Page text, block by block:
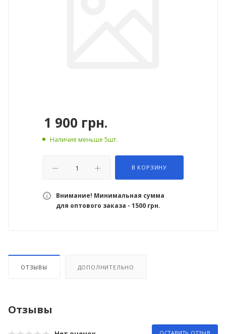
1 900 грн.
Наличие меньше 5шт.
В КОРЗИНУ
Внимание! Минимальная сумма
для оптового заказа - 1500 грн.
ОТЗЫВЫ ДОПОЛНИТЕЛЬНО
Отзывы